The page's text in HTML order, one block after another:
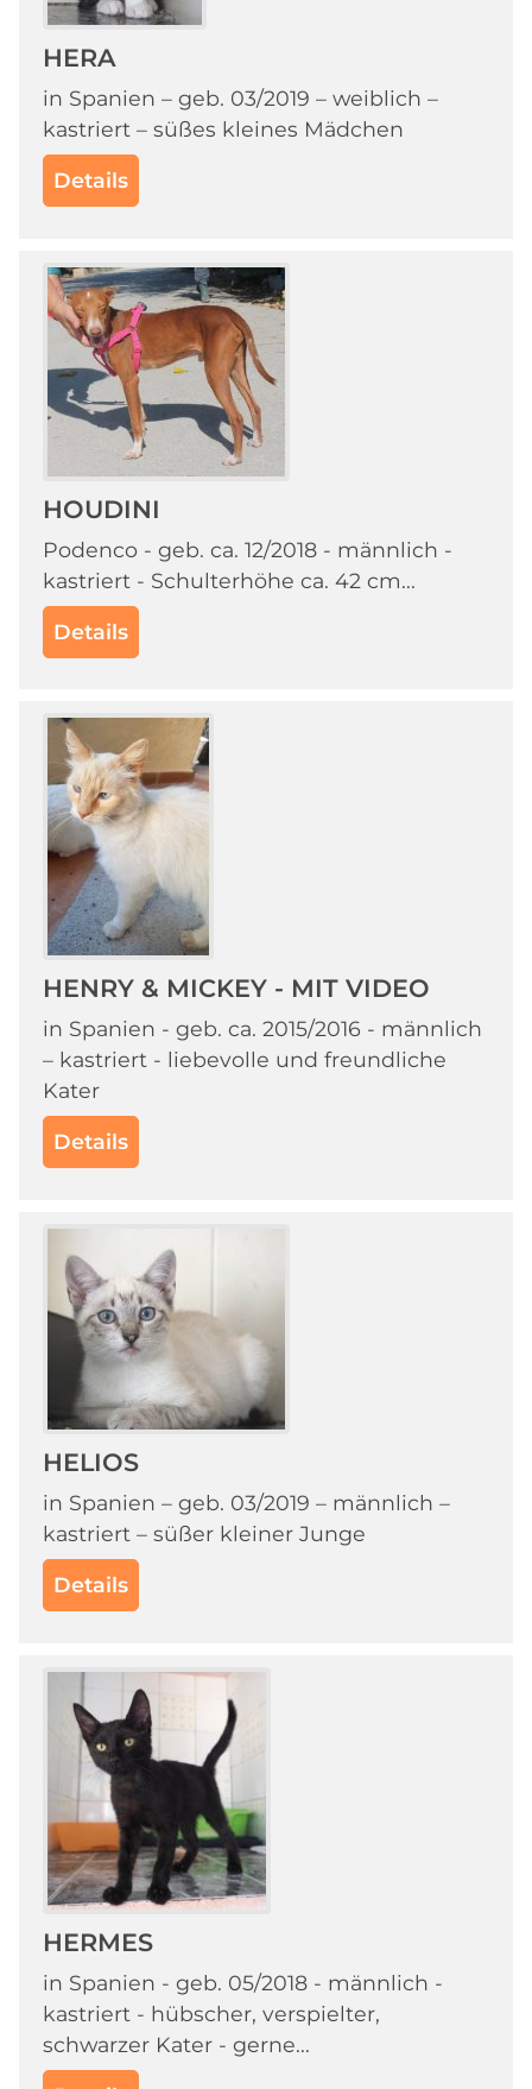
HERA
in Spanien – geb. 03/2019 – weiblich –
kastriert – süßes kleines Mädchen
Details
HOUDINI
Podenco - geb. ca. 12/2018 - männlich -
kastriert - Schulterhöhe ca. 42 cm...
Details
HENRY & MICKEY - MIT VIDEO
in Spanien - geb. ca. 2015/2016 - männlich
– kastriert - liebevolle und freundliche
Kater
Details
HELIOS
in Spanien – geb. 03/2019 – männlich –
kastriert – süßer kleiner Junge
Details
HERMES
in Spanien - geb. 05/2018 - männlich -
kastriert - hübscher, verspielter,
schwarzer Kater - gerne...